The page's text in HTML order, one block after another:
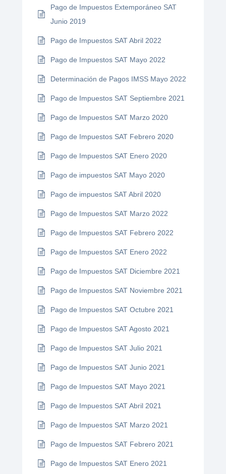
Pago de Impuestos Extemporáneo SAT
Junio 2019
Pago de Impuestos SAT Abril 2022
Pago de Impuestos SAT Mayo 2022
Determinación de Pagos IMSS Mayo 2022
Pago de Impuestos SAT Septiembre 2021
Pago de Impuestos SAT Marzo 2020
Pago de Impuestos SAT Febrero 2020
Pago de Impuestos SAT Enero 2020
Pago de impuestos SAT Mayo 2020
Pago de impuestos SAT Abril 2020
Pago de Impuestos SAT Marzo 2022
Pago de Impuestos SAT Febrero 2022
Pago de Impuestos SAT Enero 2022
Pago de Impuestos SAT Diciembre 2021
Pago de Impuestos SAT Noviembre 2021
Pago de Impuestos SAT Octubre 2021
Pago de Impuestos SAT Agosto 2021
Pago de Impuestos SAT Julio 2021
Pago de Impuestos SAT Junio 2021
Pago de Impuestos SAT Mayo 2021
Pago de Impuestos SAT Abril 2021
Pago de Impuestos SAT Marzo 2021
Pago de Impuestos SAT Febrero 2021
Pago de Impuestos SAT Enero 2021